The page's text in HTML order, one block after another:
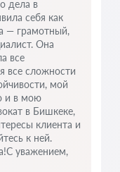
дела в
себя как
— грамотный,
Она
все
все сложности
мой
и в мою
в Бишкеке,
клиента и
к ней.
уважением,